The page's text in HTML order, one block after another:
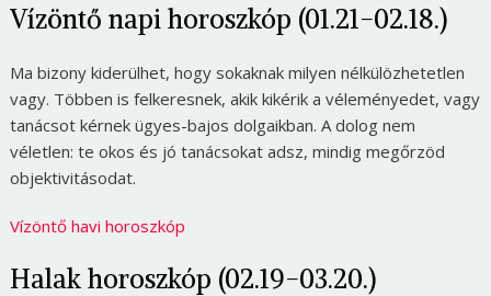
Vízöntő napi horoszkóp (01.21-02.18.)
Ma bizony kiderülhet, hogy sokaknak milyen nélkülözhetetlen
vagy. Többen is felkeresnek, akik kikérik a véleményedet, vagy
tanácsot kérnek ügyes-bajos dolgaikban. A dolog nem
véletlen: te okos és jó tanácsokat adsz, mindig megőrzöd
objektivitásodat.
Vízöntő havi horoszkóp
Halak horoszkóp (02.19-03.20.)